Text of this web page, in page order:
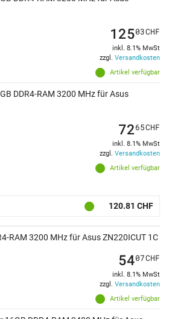
Artikel verfügbar
12503CHF
inkl. 8.1% MwSt
zzgl. Versandkosten
DDR4-RAM 3200 MHz für Asus
Artikel verfügbar
7265CHF
inkl. 8.1% MwSt
zzgl. Versandkosten
120.81 CHF
RAM 3200 MHz für Asus ZN220ICUT 1C
Artikel verfügbar
5407CHF
inkl. 8.1% MwSt
zzgl. Versandkosten